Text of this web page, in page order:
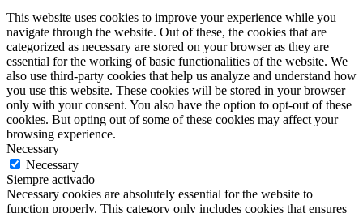
This website uses cookies to improve your experience while you
navigate through the website. Out of these, the cookies that are
categorized as necessary are stored on your browser as they are
essential for the working of basic functionalities of the website. We
also use third-party cookies that help us analyze and understand how
you use this website. These cookies will be stored in your browser
only with your consent. You also have the option to opt-out of these
cookies. But opting out of some of these cookies may affect your
browsing experience.
Necessary
Necessary
Siempre activado
Necessary cookies are absolutely essential for the website to
function properly. This category only includes cookies that ensures